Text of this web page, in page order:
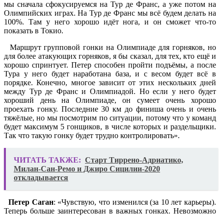
мы сначала сфокусируемся на Тур де Франс, а уже потом на
Олимпийских играх. На Тур де Франс мы всё будем делать на
100%. Там у него хорошо идёт нога, и он сможет что-то
показать в Токио.
Маршрут групповой гонки на Олимпиаде для горняков, но
для более атакующих горняков, я бы сказал, для тех, кто ещё и
хорошо спринтует. Петер способен пройти подъёмы, а после
Тура у него будет наработана база, и с весом будет всё в
порядке. Конечно, многое зависит от этих нескольких дней
между Тур де Франс и Олимпиадой. Но если у него будет
хороший день на Олимпиаде, он сумеет очень хорошо
проехать гонку. Последние 30 км до финиша очень и очень
тяжёлые, но мы посмотрим по ситуации, потому что у команд
будет максимум 5 гонщиков, в числе которых и раздельщики.
Так что такую гонку будет трудно контролировать».
ЧИТАТЬ ТАКЖЕ: Старт Тиррено-Адриатико,
Милан-Сан-Ремо и Джиро Сицилии-2020
откладывается
Петер Саган: «Чувствую, что изменился (за 10 лет карьеры).
Теперь больше заинтересован в важных гонках. Невозможно